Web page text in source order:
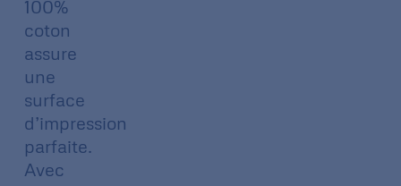
100%
coton
assure
une
surface
d’impression
parfaite.
Avec